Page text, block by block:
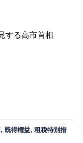
する高市首相
, 既得権益,租税特別措